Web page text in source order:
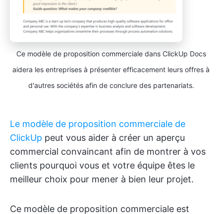
Ce modèle de proposition commerciale dans ClickUp Docs
aidera les entreprises à présenter efficacement leurs offres à
d'autres sociétés afin de conclure des partenariats.
Le modèle de proposition commerciale de
ClickUp peut vous aider à créer un aperçu
commercial convaincant afin de montrer à vos
clients pourquoi vous et votre équipe êtes le
meilleur choix pour mener à bien leur projet.
Ce modèle de proposition commerciale est